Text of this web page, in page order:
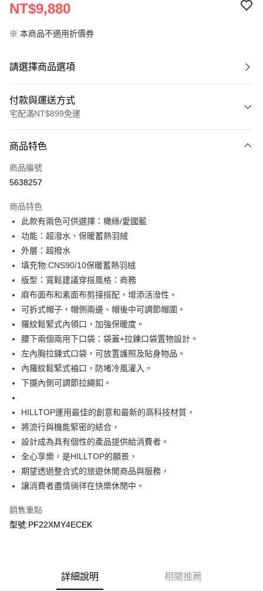
NT$9,880
※ 本商品不適用折價券
請選擇商品選項
付款與運送方式
宅配滿NT$899免運
信用卡一次付款
LINE Pay
悠遊付
Google Pay
運送方式
每筆NT$90，滿NT$899(含以上)免運費
宅配(離島)
每筆NT$399，滿NT$18,000(含以上)免運費
商品特色
商品編號
5638257
商品特色
此款有兩色可供選擇：橄綠/愛國藍
功能：超潑水、保暖蓄熱羽絨
外層：超撥水
填充物:CNS90/10保暖蓄熱羽絨
版型：寬鬆建議穿搭風格：商務
麻布面布和素面布剪接搭配，增添活潑性。
可拆式帽子，帽側兩邊、帽後中可調節帽圍。
羅紋鬆緊式內領口，加強保暖度。
腰下兩個兩用下口袋：袋蓋+拉鍊口袋置物設計。
左內胸拉鍊式口袋，可放置護照及貼身物品。
內羅紋鬆緊式袖口，防堵冷風灌入。
下擺內側可調節拉繩釦。
HILLTOP運用最佳的創意和最新的高科技材質，
將流行與機能緊密的結合，
設計成為具有個性的產品提供給消費者。
全心享樂，是HILLTOP的願景，
期望透過整合式的旅遊休閒商品與服務，
讓消費者盡情徜徉在快樂休閒中。
銷售重點
型號:PF22XMY4ECEK
詳細說明 相關推薦